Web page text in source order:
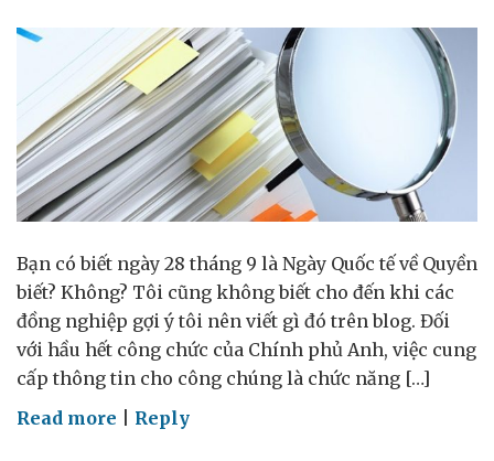
khó
nhất
Bạn có biết ngày 28 tháng 9 là Ngày Quốc tế về Quyền
biết? Không? Tôi cũng không biết cho đến khi các
đồng nghiệp gợi ý tôi nên viết gì đó trên blog. Đối
với hầu hết công chức của Chính phủ Anh, việc cung
cấp thông tin cho công chúng là chức năng […]
Read more onReply